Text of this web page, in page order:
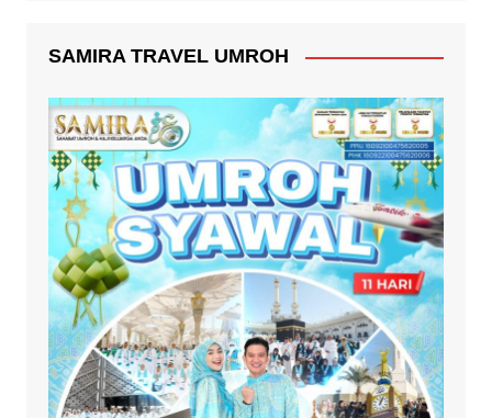
SAMIRA TRAVEL UMROH